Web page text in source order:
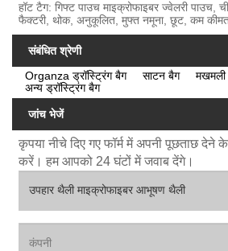
हॉट टैग: गिफ्ट पाउच माइक्रोफाइबर ज्वेलरी पाउच,
फैक्टरी, थोक, अनुकूलित, मुफ्त नमूना, छूट, कम
संबंधित श्रेणी
Organza ड्रॉस्ट्रिंग बैग
साटन बैग
मखमली
अन्य ड्रॉस्ट्रिंग बैग
जांच भेजें
कृपया नीचे दिए गए फॉर्म में अपनी पूछताछ देने
करें। हम आपको 24 घंटों में जवाब देंगे।